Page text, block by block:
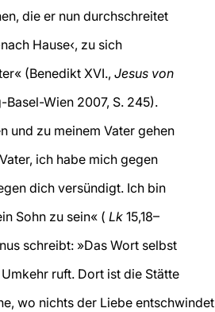
die er nun durchschreitet
Hause‹, zu sich
(Benedikt XVI., Jesus von
Basel-Wien 2007, S. 245).
und zu meinem Vater gehen
ich habe mich gegen
dich versündigt. Ich bin
Sohn zu sein« ( Lk 15,18–
schreibt: »Das Wort selbst
ruft. Dort ist die Stätte
wo nichts der Liebe entschwindet